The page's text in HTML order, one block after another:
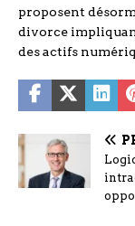
proposent
divorce
des actifs